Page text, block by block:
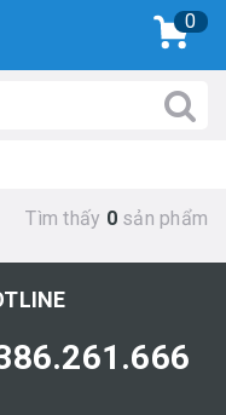
0
Tìm thấy 0sản phẩm